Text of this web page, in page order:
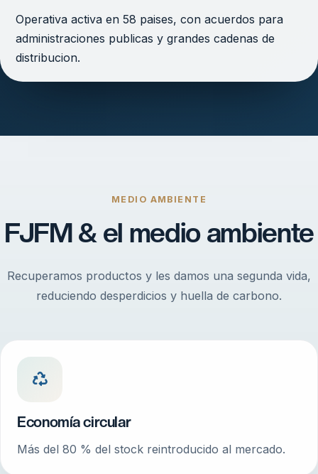
Operativa activa en 58 paises, con acuerdos para
administraciones publicas y grandes cadenas de
distribucion.
MEDIO AMBIENTE
FJFM & el medio ambiente
Recuperamos productos y les damos una segunda vida,
reduciendo desperdicios y huella de carbono.
Economía circular
Más del 80 % del stock reintroducido al mercado.